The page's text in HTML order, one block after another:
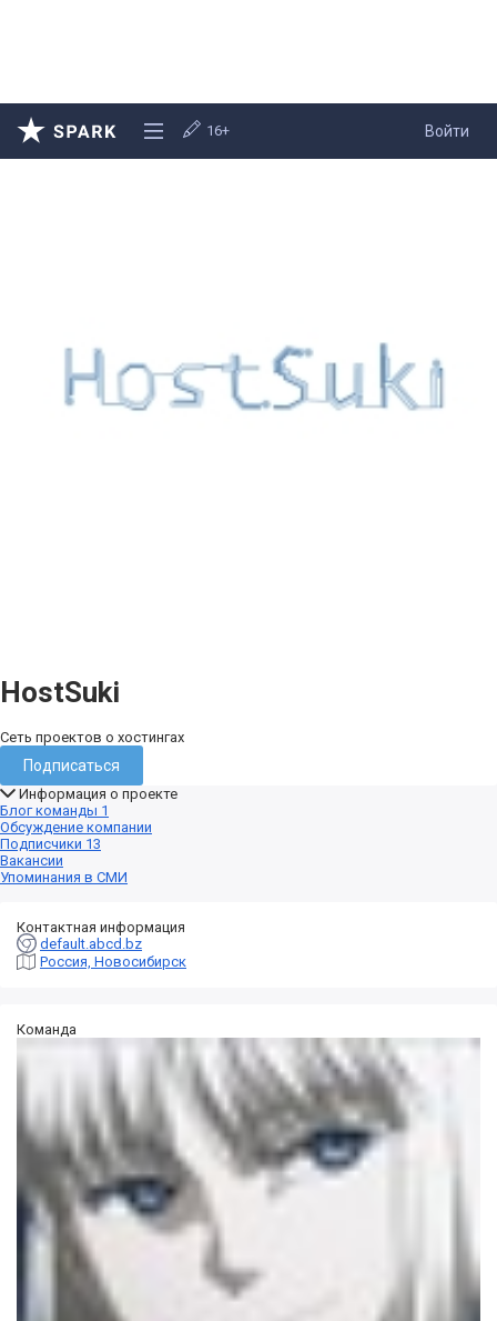
Войти
16+
HostSuki
Сеть проектов о хостингах
Подписаться
Информация о проекте
Блог команды 1
Обсуждение компании
Подписчики 13
Вакансии
Упоминания в СМИ
Контактная информация
default.abcd.bz
Россия, Новосибирск
Команда